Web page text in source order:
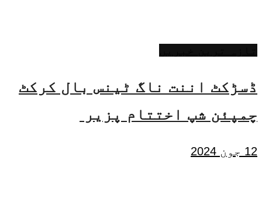
ڈسڑکٹ اننت ناگ ٹینس بال کرکٹ
چمپئن شپ اختتام پزیر
12 جون 2024